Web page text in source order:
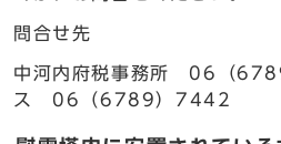
問合せ先
中河内府税事務所 06（
ス 06（6789）7442